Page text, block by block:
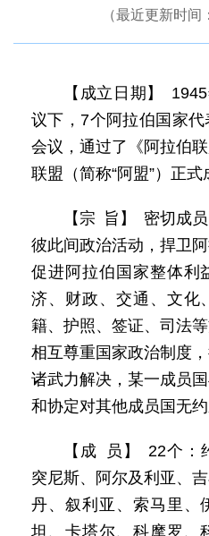
（最近更新时间
【成立日期】
议下，7个阿拉伯国家
会议，通过了《阿拉伯
联盟（简称“阿盟”）正式
【宗 旨】 密切成
彼此间政治活动，捍卫
促进阿拉伯国家整体利
济、财政、交通、文化
籍、护照、签证、司法
相互尊重国家政治制度
诸武力解决，某一成员
和协定对其他成员国无约
【成 员】 22个：
突尼斯、阿尔及利亚、
丹、叙利亚、索马里、
坦、卡塔尔、科摩罗、